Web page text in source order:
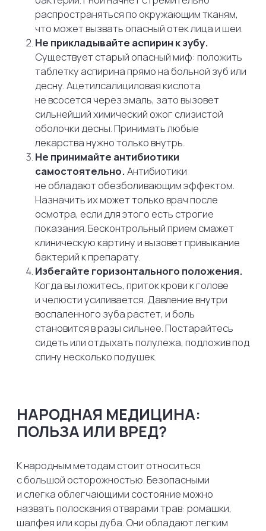
всю ночь, а к утру затих. Радоваться здесь,
к сожалению, нечему. Чаще всего это означает,
в следующую стадию —нерв внутри зуба
окончательно погиб.
Боль утихла, потому что проводник болевых
импульсов разрушен. Но бактерии никуда
не делись. Они продолжают размножаться
за пределы корня — в костную ткань челюсти.
Начинается периодонтит, который в будущем
может обернуться образованием кисты,
разрушением кости и потерей зуба. О затихании
боли нужно обязательно рассказать врачу
на приеме.
КОГДА ПОМОЩЬ НУЖНА
НЕЗАМЕДЛИТЕЛЬНО?
Существуют симптомы, при которых ждать утра
или записи через несколько дней смертельно
опасно. Срочно вызывайте скорую помощь или
поезжайте в круглосуточную стоматологию,
если зубная боль сопровождается следующими
Температура тела поднялась выше 38°C.
Появился заметный, нарастающий отек щеки,
губы или шеи (асимметрия лица).
Вам стало трудно глотать, открывать рот или
дышать.
Из десны или зуба активно выделяется гной.
ВЫХОД
Все домашние методы, таблетки и полоскания —
передышку на несколько часов. Ни одна таблетка
в мире не способна вычистить кариозную
полость и качественно загерметизировать
корневые каналы.
Если у вас прихватило зуб, сразу же позвоните
в клинику. Скажите администратору заветные